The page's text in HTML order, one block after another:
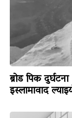
ब्रोड पिक
इस्लामावाद